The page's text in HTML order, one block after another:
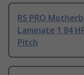
RS PRO
Laminate 1 84
Pitch